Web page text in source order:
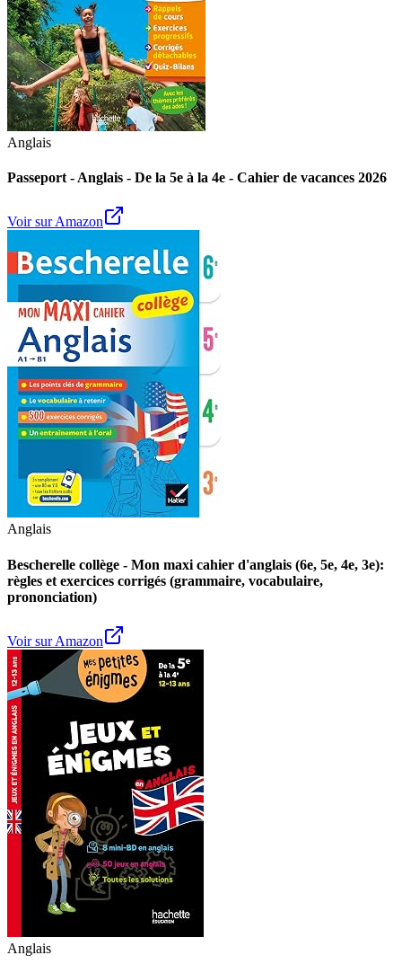
Anglais
Passeport - Anglais - De la 5e à la 4e - Cahier de vacances 2026
Voir sur Amazon
Anglais
Bescherelle collège - Mon maxi cahier d'anglais (6e, 5e, 4e, 3e):
règles et exercices corrigés (grammaire, vocabulaire,
prononciation)
Voir sur Amazon
Anglais